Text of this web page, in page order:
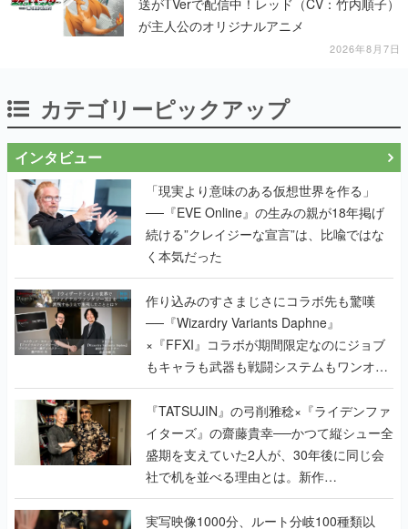
が主人公のオリジナルアニメ
2026年8月7日
カテゴリーピックアップ
インタビュー
「現実より意味のある仮想世界を作る」
──『EVE Online』の生みの親が18年掲げ
続ける”クレイジーな宣言”は、比喩ではな
く本気だった
作り込みのすさまじさにコラボ先も驚嘆
──『Wizardry Variants Daphne』
×『FFXI』コラボが期間限定なのにジョブ
もキャラも武器も戦闘システムもワンオフ
で作り込まれた理由を両ディレクターに聞
く
『TATSUJIN』の弓削雅稔×『ライデンファ
イターズ』の齋藤貴幸──かつて縦シュー全
盛期を支えていた2人が、30年後に同じ会
社で机を並べる理由とは。新作
『TATSUJIN EXTREME』で初タッグを組
んだレジェンド2人に訊く開発秘話
実写映像1000分、ルート分岐100種類以